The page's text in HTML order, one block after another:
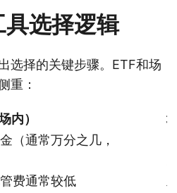
选择逻辑
选择的关键步骤。ETF和场
重：
内）
（通常万分之几，
费通常较低